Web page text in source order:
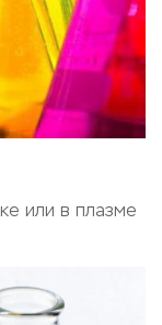
или в плазме